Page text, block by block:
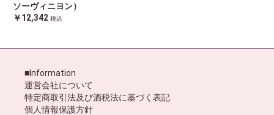
ソーヴィニヨン）
￥12,342 税込
■Information
運営会社について
特定商取引法及び酒税法に基づく表記
個人情報保護方針